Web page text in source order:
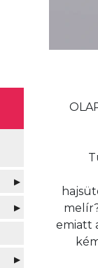
▶
▶
▶
▶
emiatt